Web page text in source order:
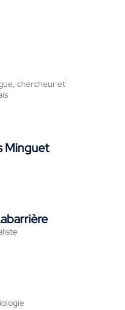
chercheur et
Minguet